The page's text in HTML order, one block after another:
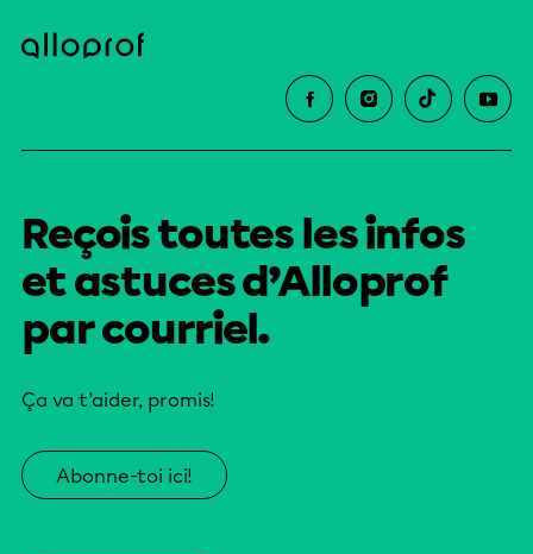
Reçois toutes les infos
et astuces d’Alloprof
par courriel.
Ça va t’aider, promis!
Abonne-toi ici!